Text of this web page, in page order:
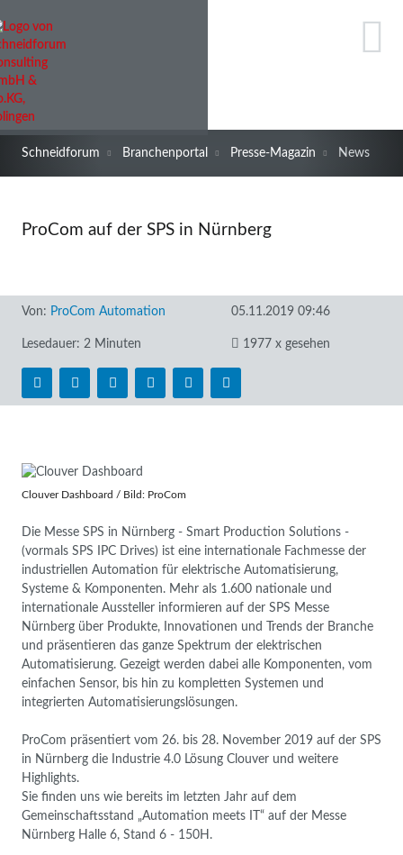
Schneidforum Branchenportal Presse-Magazin News
ProCom auf der SPS in Nürnberg
Von: ProCom Automation 05.11.2019 09:46
Lesedauer: 2 Minuten 1977 x gesehen
Clouver Dashboard / Bild: ProCom
Die Messe SPS in Nürnberg - Smart Production Solutions -
(vormals SPS IPC Drives) ist eine internationale Fachmesse der
industriellen Automation für elektrische Automatisierung,
Systeme & Komponenten. Mehr als 1.600 nationale und
internationale Aussteller informieren auf der SPS Messe
Nürnberg über Produkte, Innovationen und Trends der Branche
und präsentieren das ganze Spektrum der elektrischen
Automatisierung. Gezeigt werden dabei alle Komponenten, vom
einfachen Sensor, bis hin zu kompletten Systemen und
integrierten Automatisierungslösungen.
ProCom präsentiert vom 26. bis 28. November 2019 auf der SPS
in Nürnberg die Industrie 4.0 Lösung Clouver und weitere
Highlights.
Sie finden uns wie bereits im letzten Jahr auf dem
Gemeinschaftsstand „Automation meets IT“ auf der Messe
Nürnberg Halle 6, Stand 6 - 150H.